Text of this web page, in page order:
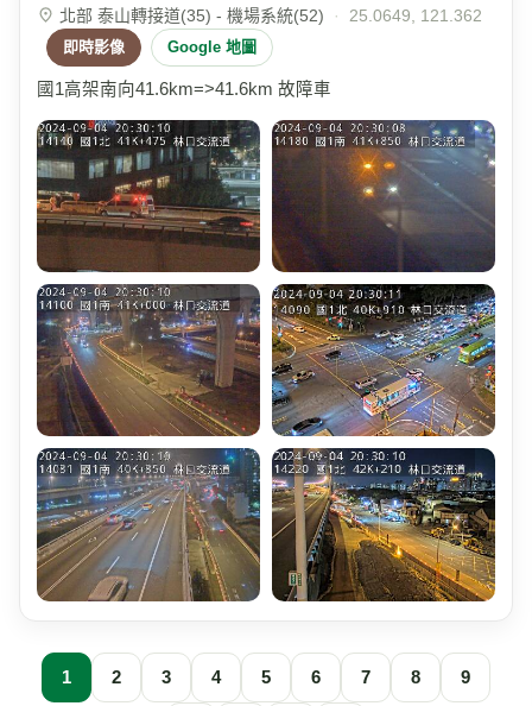
北部 泰山轉接道(35) - 機場系統(52)
· 25.0649, 121.362
即時影像 Google 地圖
國1高架南向41.6km=>41.6km 故障車
1 2 3 4 5 6 7 8 9